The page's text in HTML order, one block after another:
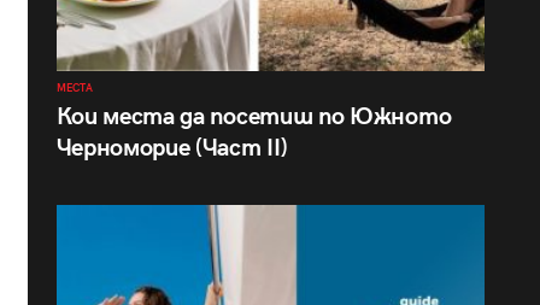
МЕСТА
Кои места да посетиш по Южното
Черноморие (Част II)